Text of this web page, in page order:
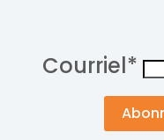
Courriel*